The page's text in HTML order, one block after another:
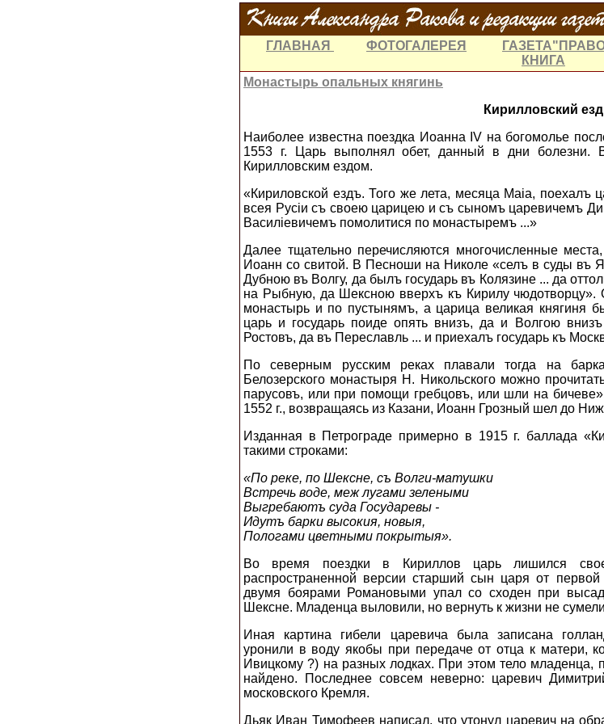
ГЛАВНАЯ ФОТОГАЛЕРЕЯ
КНИГА
Монастырь опальных княгинь
Кирилловский езд
Наиболее известна поездка Иоанна IV на богомолье
1553 г. Царь выполнял обет, данный в дни болезни.
Кирилловским ездом.
«Кириловской ездъ. Того же лета, месяца Maia, поехалъ
всея Русiи съ своею царицею и съ сыномъ царевичемъ
Bacилieвичeмъ помолитися по монастыремъ ...»
Далее тщательно перечисляются многочисленные
Иоанн со свитой. В Песноши на Николе «селъ в суды въ
Дубною въ Волгу, да былъ государь въ Колязине ... да
на Рыбную, да Шексною вверхъ къ Кирилу чюдотворцу».
монастырь и по пустынямъ, а царица великая княгиня
царь и государь поиде опять внизъ, да и Волгою
Ростовъ, да въ Переславль ... и приехалъ государь къ
По северным русским реках плавали тогда на
Белозерского монастыря Н. Никольского можно
парусовъ, или при помощи гребцовъ, или шли на
1552 г., возвращаясь из Казани, Иоанн Грозный шел до
Изданная в Петрограде примерно в 1915 г. баллада
такими строками:
«По реке, по Шексне, съ Волги-матушки
Встречь воде, меж лугами зелеными
Выгребаютъ суда Государевы -
Идутъ барки высокия, новыя,
Пологами цветными покрытыя».
Во время поездки в Кириллов царь лишился
распространенной версии старший сын царя от
двумя боярами Романовыми упал со сходен при
Шексне. Младенца выловили, но вернуть к жизни не
Иная картина гибели царевича была записана
уронили в воду якобы при передаче от отца к матери,
Ивицкому ?) на разных лодках. При этом тело младенца,
найдено. Последнее совсем неверно: царевич
московского Кремля.
Дьяк Иван Тимофеев написал, что утонул царевич на